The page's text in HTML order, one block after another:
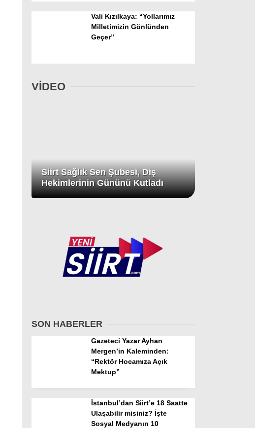
Vali Kızılkaya: “Yollarımız
Milletimizin Gönlünden
Geçer”
VİDEO
Siirt Sağlık Sen Şubesi, Diş
Hekimlerinin Gününü Kutladı
SON HABERLER
Gazeteci Yazar Ayhan
Mergen’in Kaleminden:
“Rektör Hocamıza Açık
Mektup”
İstanbul’dan Siirt’e 18 Saatte
Ulaşabilir misiniz? İşte
Sosyal Medyanın 10